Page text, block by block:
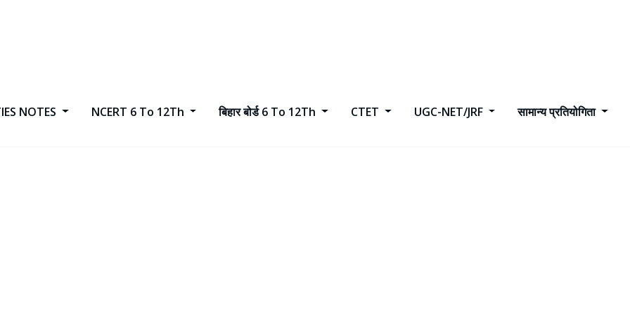
NOTES NCERT 6 To 12Th बिहार बोर्ड 6 To 12Th CTET UGC-NET/JRF सामान्य प्रतियोगिता